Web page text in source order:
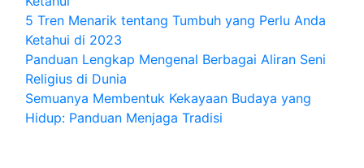
5 Tren Menarik tentang Tumbuh yang Perlu Anda
Ketahui di 2023
Panduan Lengkap Mengenal Berbagai Aliran Seni
Religius di Dunia
Semuanya Membentuk Kekayaan Budaya yang
Hidup: Panduan Menjaga Tradisi